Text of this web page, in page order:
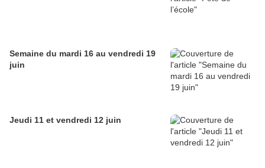
Semaine du mardi 16 au vendredi 19
juin
Jeudi 11 et vendredi 12 juin